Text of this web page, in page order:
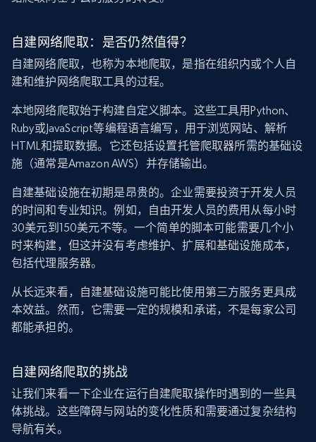
自建网络爬取：是否仍然值得？
自建网络爬取，也称为本地爬取，是指在组织内或个人自
建和维护网络爬取工具的过程。
本地网络爬取始于构建自定义脚本。这些工具用Python、
Ruby或JavaScript等编程语言编写，用于浏览网站、解析
HTML和提取数据。它还包括设置托管爬取器所需的基础设
施（通常是Amazon AWS）并存储输出。
自建基础设施在初期是昂贵的。企业需要投资于开发人员
的时间和专业知识。例如，自由开发人员的费用从每小时
30美元到150美元不等。一个简单的脚本可能需要几个小
时来构建，但这并没有考虑维护、扩展和基础设施成本，
包括代理服务器。
从长远来看，自建基础设施可能比使用第三方服务更具成
本效益。然而，它需要一定的规模和承诺，不是每家公司
都能承担的。
自建网络爬取的挑战
让我们来看一下企业在运行自建爬取操作时遇到的一些具
体挑战。这些障碍与网站的变化性质和需要通过复杂结构
导航有关。